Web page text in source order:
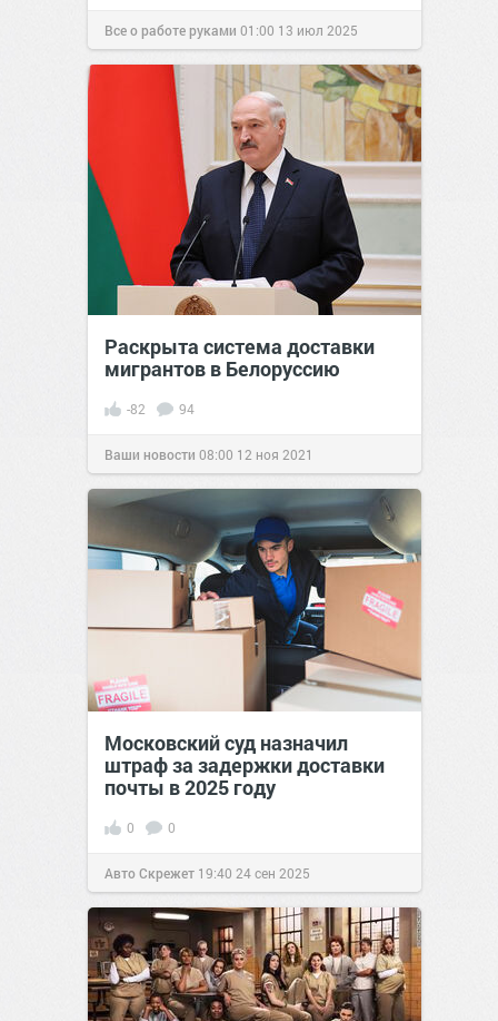
Все о работе руками 01:00 13 июл 2025
Раскрыта система доставки
мигрантов в Белоруссию
-82 94
Ваши новости 08:00 12 ноя 2021
Московский суд назначил
штраф за задержки доставки
почты в 2025 году
0 0
Авто Скрежет 19:40 24 сен 2025